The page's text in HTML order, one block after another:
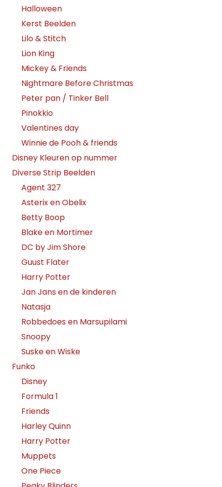
Halloween
Kerst Beelden
Lilo & Stitch
Lion King
Mickey & Friends
Nightmare Before Christmas
Peter pan / Tinker Bell
Pinokkio
Valentines day
Winnie de Pooh & friends
Disney Kleuren op nummer
Diverse Strip Beelden
Agent 327
Asterix en Obelix
Betty Boop
Blake en Mortimer
DC by Jim Shore
Guust Flater
Harry Potter
Jan Jans en de kinderen
Natasja
Robbedoes en Marsupilami
Snoopy
Suske en Wiske
Funko
Disney
Formula 1
Friends
Harley Quinn
Harry Potter
Muppets
One Piece